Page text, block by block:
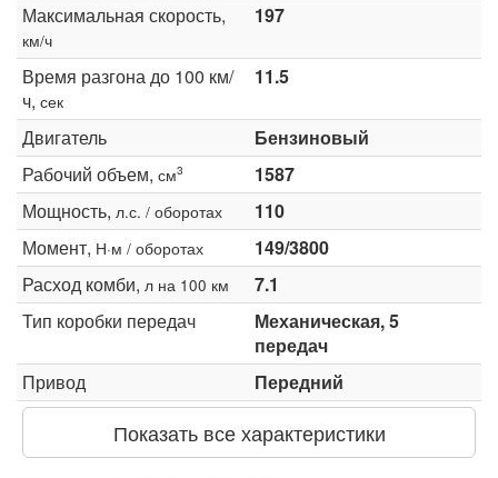
Максимальная скорость,
км/ч
197
Время разгона до 100 км/
ч, сек
11.5
Двигатель
Бензиновый
Рабочий объем, см3
1587
Мощность, л.с. / оборотах
110
Момент, Н·м / оборотах
149/3800
Расход комби, л на 100 км
7.1
Тип коробки передач
Механическая, 5
передач
Привод
Передний
Показать все характеристики